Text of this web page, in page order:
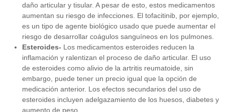
daño articular y tisular. A pesar de esto, estos medicamentos
aumentan su riesgo de infecciones. El tofacitinib, por ejemplo,
es un tipo de agente biológico usado que puede aumentar el
riesgo de desarrollar coágulos sanguíneos en los pulmones.
Esteroides- Los medicamentos esteroides reducen la
inflamación y ralentizan el proceso de daño articular. El uso
de esteroides como alivio de la artritis reumatoide, sin
embargo, puede tener un precio igual que la opción de
medicación anterior. Los efectos secundarios del uso de
esteroides incluyen adelgazamiento de los huesos, diabetes y
aumento de peso.